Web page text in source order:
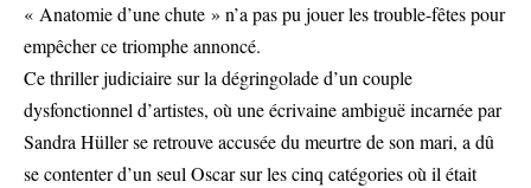
« Anatomie d’une chute » n’a pas pu jouer les trouble-fêtes pour
empêcher ce triomphe annoncé.
Ce thriller judiciaire sur la dégringolade d’un couple
dysfonctionnel d’artistes, où une écrivaine ambiguë incarnée par
Sandra Hüller se retrouve accusée du meurtre de son mari, a dû
se contenter d’un seul Oscar sur les cinq catégories où il était